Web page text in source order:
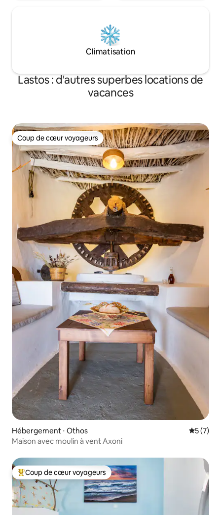
Climatisation
Lastos : d'autres superbes locations de
vacances
Coup de cœur voyageurs
Coup de cœur voyageurs
Hébergement ⋅ Othos
5 (7)
Maison avec moulin à vent Axoni
Coups de cœur voyageurs les plus appréciés
Coup de cœur voyageurs